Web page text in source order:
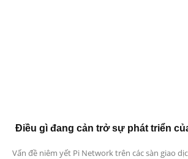
Điều gì đang cản trở sự phát triển
Vấn đề niêm yết Pi Network trên các sàn giao